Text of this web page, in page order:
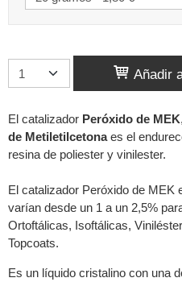
Añadir
El catalizador Peróxido de MEK
de Metiletilcetonaes el
resina de poliester y vinilester.
El catalizador Peróxido de MEK
varían desde un 1 a un 2,5%
Ortoftálicas, Isoftálicas,
Topcoats.
Es un líquido cristalino con una